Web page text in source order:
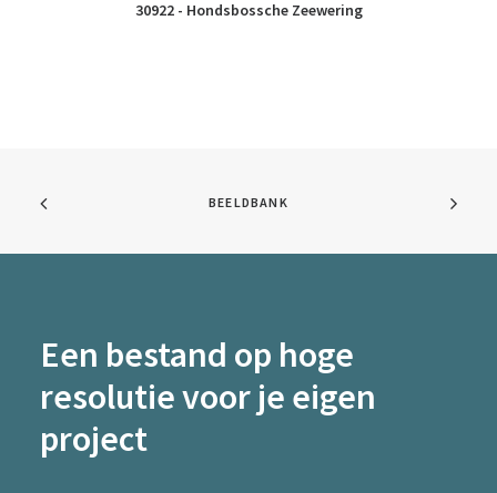
30922 - Hondsbossche Zeewering
BEELDBANK
Een bestand op hoge
resolutie voor je eigen
project